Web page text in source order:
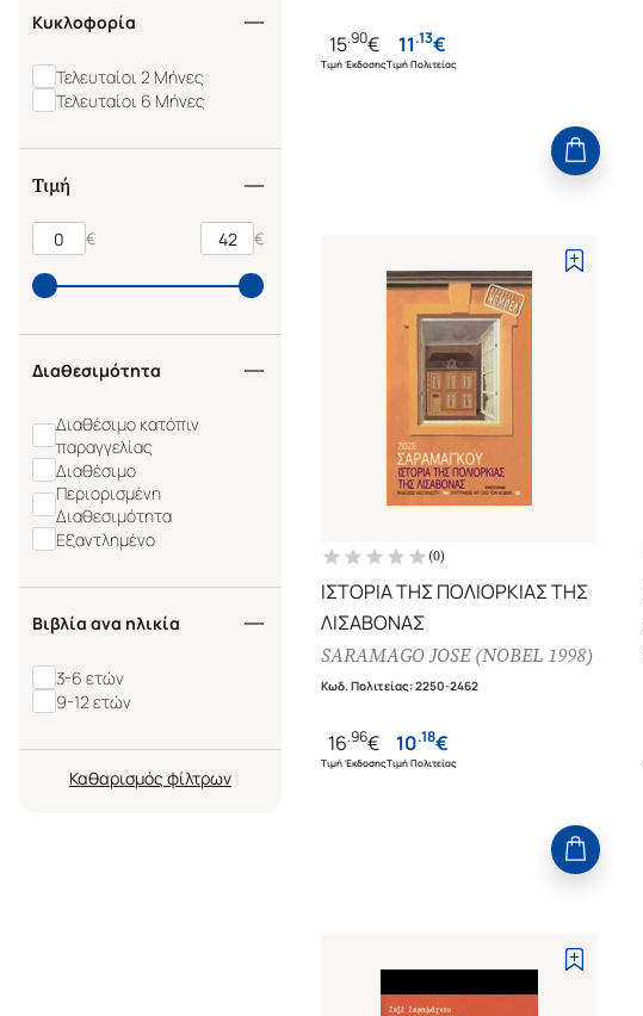
Κυκλοφορία
Τελευταίοι 2 Μήνες
Τελευταίοι 6 Μήνες
Τιμή
€ €
Διαθεσιμότητα
Διαθέσιμο κατόπιν
παραγγελίας
Διαθέσιμο
Περιορισμένη
Διαθεσιμότητα
Εξαντλημένο
Βιβλία ανα ηλικία
3-6 ετών
9-12 ετών
Καθαρισμός
15.90€
Τιμή Έκδοσης
11.13€
Τιμή Πολιτείας
(0)
ΙΣΤΟΡΙΑ ΤΗΣ ΠΟΛΙΟΡΚΙΑΣ ΤΗΣ
ΛΙΣΑΒΟΝΑΣ
SARAMAGO JOSE (NOBEL 1998)
Κωδ. Πολιτείας:2250-2462
16.96€
Τιμή Έκδοσης
10.18€
Τιμή Πολιτείας